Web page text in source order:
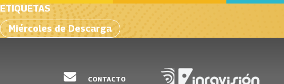
ETIQUETAS
Miércoles de Descarga
CONTACTO